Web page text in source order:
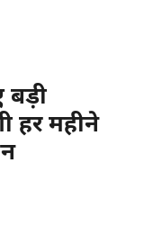
बड़ी
हर महीने